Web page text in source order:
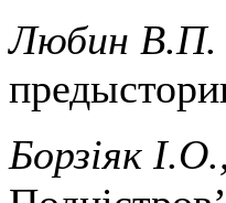
Любин В.П.
Борзіяк